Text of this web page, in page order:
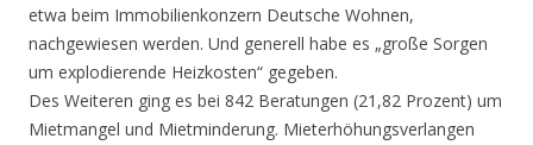
etwa beim Immobilienkonzern Deutsche Wohnen,
nachgewiesen werden. Und generell habe es „große Sorgen
um explodierende Heizkosten“ gegeben.
Des Weiteren ging es bei 842 Beratungen (21,82 Prozent) um
Mietmangel und Mietminderung. Mieterhöhungsverlangen